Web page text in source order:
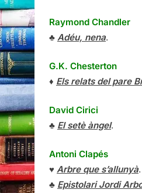
Raymond Chandler
♣ Adéu, nena.
G.K. Chesterton
♦ Els relats del pare
David Cirici
♣ El setè àngel.
Antoni Clapés
♥ Arbre que s’allunyà.
♣ Epistolari Jordi